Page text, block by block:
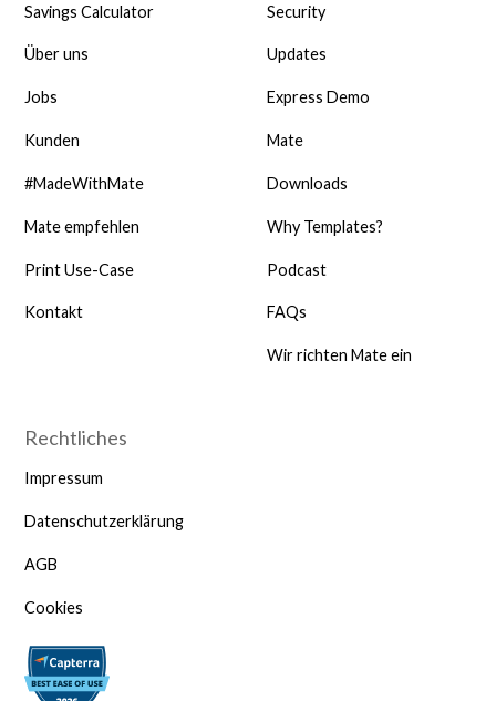
Savings Calculator
Über uns
Jobs
Kunden
#MadeWithMate
Mate empfehlen
Print Use-Case
Kontakt
Security
Updates
Express Demo
Mate
Downloads
Why Templates?
Podcast
FAQs
Wir richten Mate ein
Rechtliches
Impressum
Datenschutzerklärung
AGB
Cookies